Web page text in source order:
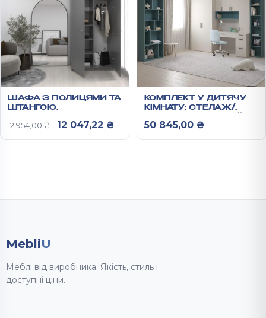
ШАФА З ПОЛИЦЯМИ ТА
ШТАНГОЮ
12 954,00₴ Оригінальна ціна: 12 954,00 ₴.
12 047,22 ₴ Поточна ціна: 12 047,22 ₴.
КОМПЛЕКТ У ДИТЯЧУ
КІМНАТУ: СТЕЛАЖ/
СТІЛ/ПЕНАЛ/НАВІСНА
50 845,00 ₴
MebliU
Меблі від виробника. Якість, стиль і
доступні ціни.